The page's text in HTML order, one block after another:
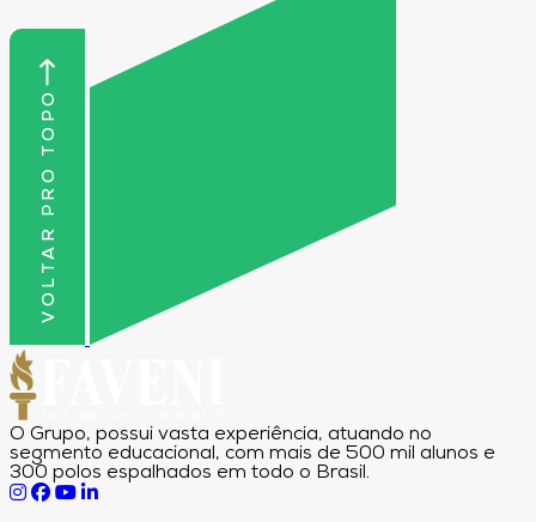
VOLTAR PRO TOPO
O Grupo, possui vasta experiência, atuando no
segmento educacional, com mais de 500 mil alunos e
300 polos espalhados em todo o Brasil.